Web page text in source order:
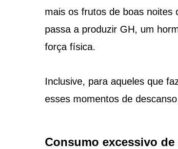
mais os frutos de boas noites
passa a produzir GH, um
força física.
Inclusive, para aqueles que
esses momentos de
Consumo excessivo de